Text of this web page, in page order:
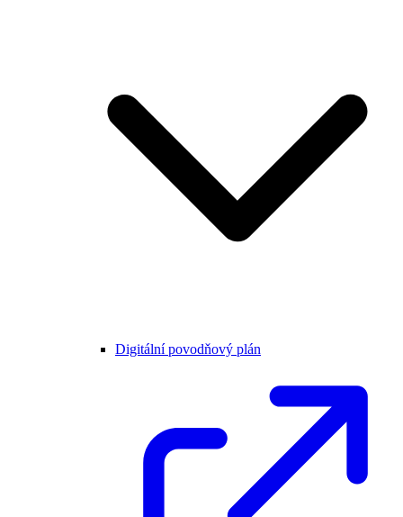
Digitální povodňový plán